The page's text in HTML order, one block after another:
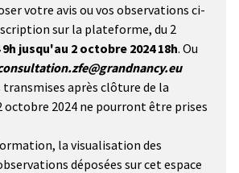
votre avis ou vos observations ci-
sur la plateforme, du 2
jusqu'au 2 octobre 2024 18h. Ou
après clôture de la
2024 ne pourront être prises
la visualisation des
déposées sur cet espace